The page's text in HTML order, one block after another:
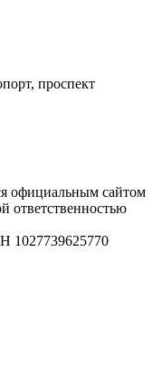
проспект
официальным сайтом
ответственностью